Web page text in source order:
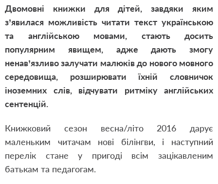
Двомовні книжки для дітей, завдяки яким
з’явилася можливість читати текст українською
та англійською мовами, стають досить
популярним явищем, адже дають змогу
ненав’язливо залучати малюків до нового мовного
середовища, розширювати їхній словничок
іноземних слів, відчувати ритміку англійських
сентенцій.
Книжковий сезон весна/літо 2016 дарує
маленьким читачам нові білінгви, і наступний
перелік стане у пригоді всім зацікавленим
батькам та педагогам.